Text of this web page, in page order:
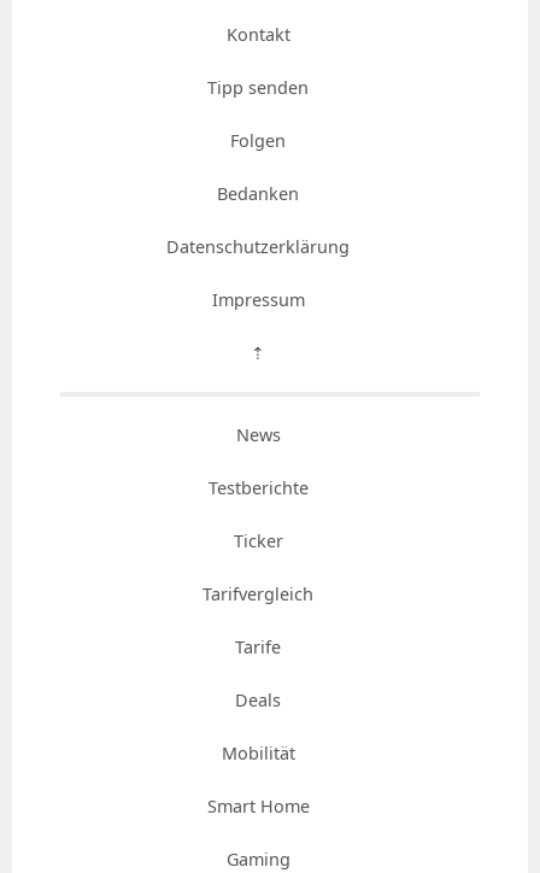
Kontakt
Tipp senden
Folgen
Bedanken
Datenschutzerklärung
Impressum
⇡
News
Testberichte
Ticker
Tarifvergleich
Tarife
Deals
Mobilität
Smart Home
Gaming